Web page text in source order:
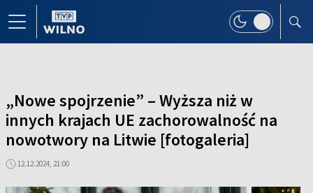
„Nowe spojrzenie” – Wyższa niż w
innych krajach UE zachorowalność na
nowotwory na Litwie [fotogaleria]
12.12.2024, 21:00